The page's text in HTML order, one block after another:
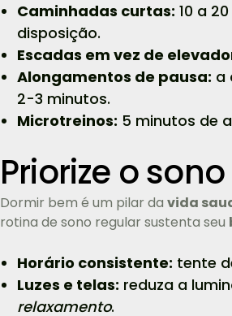
Caminhadas curtas: 10 a
disposição.
Escadas em vez de
Alongamentos de pausa: a
2-3 minutos.
Microtreinos: 5 minutos de
Priorize o
Dormir bem é um pilar da vida
rotina de sono regular sustenta seu
Horário consistente: tente
Luzes e telas: reduza a
relaxamento.